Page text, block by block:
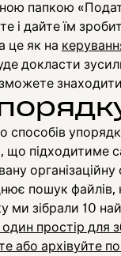
папкою
і дайте їм
це як на
докласти
способів
що підходитиме
пошук файлів,
ми зібрали 10
простір для
або архівуйте